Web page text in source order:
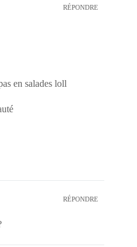
RÉPONDRE
en salades loll
RÉPONDRE